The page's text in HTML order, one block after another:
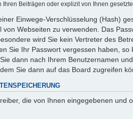
Ihren Beiträgen oder explizit von Ihnen
Einwege-Verschlüsselung (Hash)
von Webseiten zu verwenden. Das
wird Sie kein Vertreter des
Sie Ihr Passwort vergessen haben,
dann nach Ihrem Benutzernamen
Sie dann auf das Board zugreifen
die von Ihnen eingegebenen